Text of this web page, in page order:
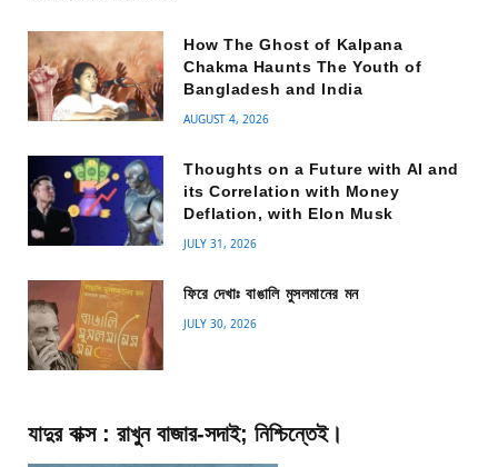
How The Ghost of Kalpana
Chakma Haunts The Youth of
Bangladesh and India
AUGUST 4, 2026
Thoughts on a Future with AI and
its Correlation with Money
Deflation, with Elon Musk
JULY 31, 2026
ফিরে দেখাঃ বাঙালি মুসলমানের মন
JULY 30, 2026
যাদুর বাক্স : রাখুন বাজার-সদাই; নিশ্চিন্তেই।